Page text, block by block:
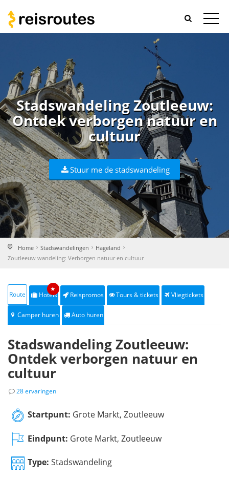
Stadswandeling Zoutleeuw:
Ontdek verborgen natuur en
cultuur
Stuur me de stadswandeling
Home Stadswandelingen
Hageland
Zoutleeuw wandeling: Verborgen natuur en cultuur
Route Hotels
★
Reispromos Tours & tickets Vliegtickets
Camper huren Auto huren
Stadswandeling Zoutleeuw:
Ontdek verborgen natuur en
cultuur
28 ervaringen
Startpunt: Grote Markt, Zoutleeuw
Eindpunt: Grote Markt, Zoutleeuw
Type: Stadswandeling